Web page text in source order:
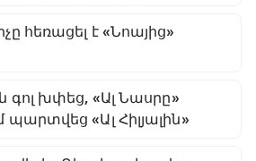
հեռացել է «Նոայից»
գոլ խփեց, «Ալ Նասրը»
«Ալ Հիլյալին»